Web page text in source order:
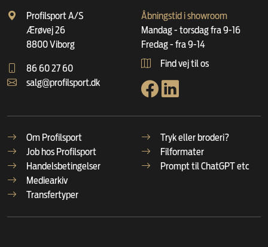
Profilsport A/S
Ærøvej 26
8800 Viborg
86 60 27 60
salg@profilsport.dk
Åbningstid i showroom
Mandag - torsdag fra 9-16
Fredag - fra 9-14
Find vej til os
Om Profilsport
Job hos Profilsport
Handelsbetingelser
Mediearkiv
Transfertyper
Tryk eller broderi?
Filformater
Prompt til ChatGPT etc